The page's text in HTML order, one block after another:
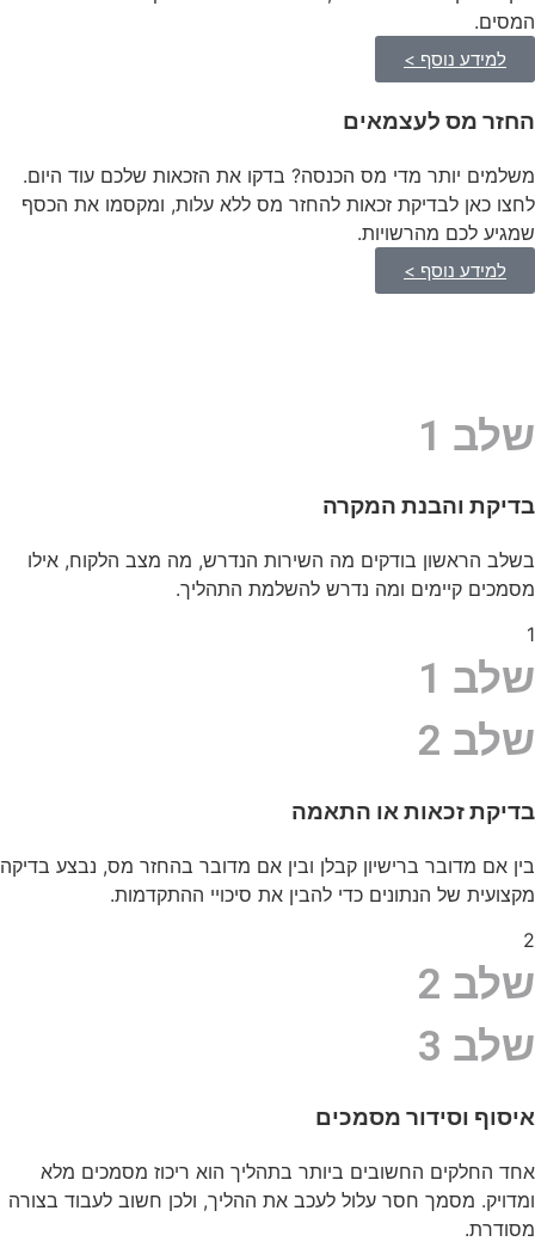
המסים.
למידע נוסף >
החזר מס לעצמאים
משלמים יותר מדי מס הכנסה? בדקו את הזכאות שלכם עוד היום.
לחצו כאן לבדיקת זכאות להחזר מס ללא עלות, ומקסמו את הכסף
שמגיע לכם מהרשויות.
למידע נוסף >
שלב 1
בדיקת והבנת המקרה
בשלב הראשון בודקים מה השירות הנדרש, מה מצב הלקוח, אילו
מסמכים קיימים ומה נדרש להשלמת התהליך.
1
שלב 1
שלב 2
בדיקת זכאות או התאמה
בין אם מדובר ברישיון קבלן ובין אם מדובר בהחזר מס, נבצע בדיקה
מקצועית של הנתונים כדי להבין את סיכויי ההתקדמות.
2
שלב 2
שלב 3
איסוף וסידור מסמכים
אחד החלקים החשובים ביותר בתהליך הוא ריכוז מסמכים מלא
ומדויק. מסמך חסר עלול לעכב את ההליך, ולכן חשוב לעבוד בצורה
מסודרת.